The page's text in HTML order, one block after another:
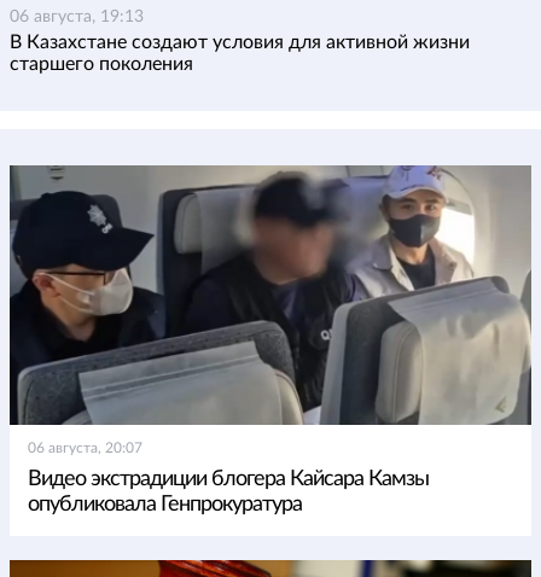
06 августа, 19:13
В Казахстане создают условия для активной жизни
старшего поколения
06 августа, 20:07
Видео экстрадиции блогера Кайсара Камзы
опубликовала Генпрокуратура